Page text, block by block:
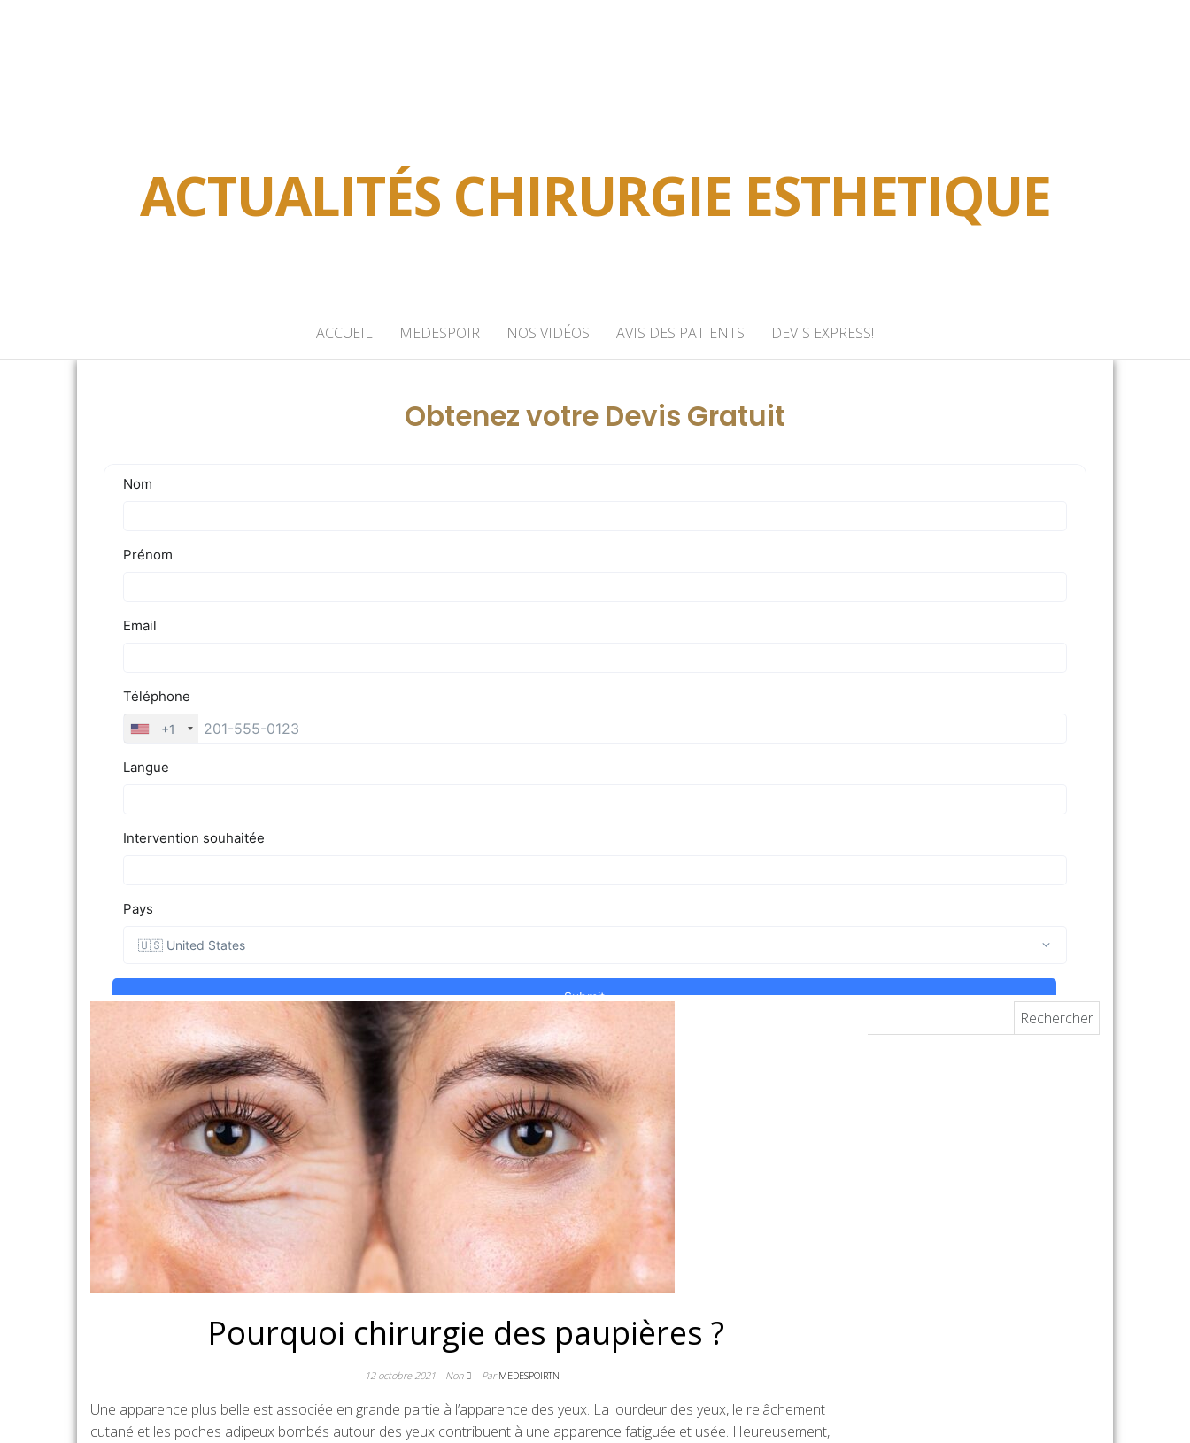
ACTUALITÉS CHIRURGIE ESTHETIQUE
ACCUEIL MEDESPOIR NOS VIDÉOS AVIS DES PATIENTS DEVIS EXPRESS!
Obtenez votre Devis Gratuit
Pourquoi chirurgie des paupières ?
12 octobre 2021 Non ParMEDESPOIRTN
Une apparence plus belle est associée en grande partie à l’apparence des yeux. La lourdeur des yeux, le relâchement
cutané et les poches adipeux bombés autour des yeux contribuent à une apparence fatiguée et usée. Heureusement,